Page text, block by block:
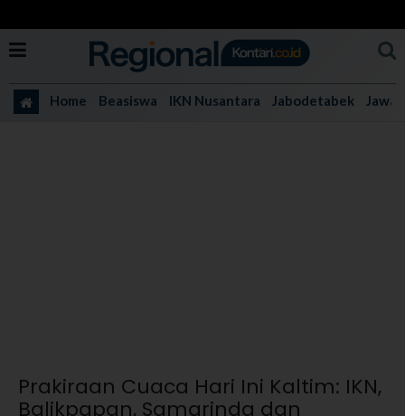
Home Beasiswa IKN Nusantara Jabodetabek Jawa
Prakiraan Cuaca Hari Ini Kaltim: IKN,
Balikpapan, Samarinda dan